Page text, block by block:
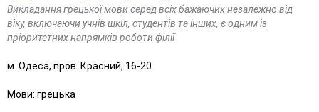
Викладання грецької мови серед всіх бажаючих незалежно від
віку, включаючи учнів шкіл, студентів та інших, є одним із
пріоритетних напрямків роботи філії
м. Одеса, пров. Красний, 16-20
Мови: грецька